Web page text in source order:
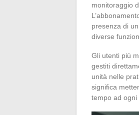
monitoraggio
presenza di
diverse
Gli utenti più
gestiti
unità nelle
significa
tempo ad ogni